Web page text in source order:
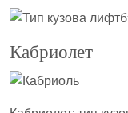
Кабриолет